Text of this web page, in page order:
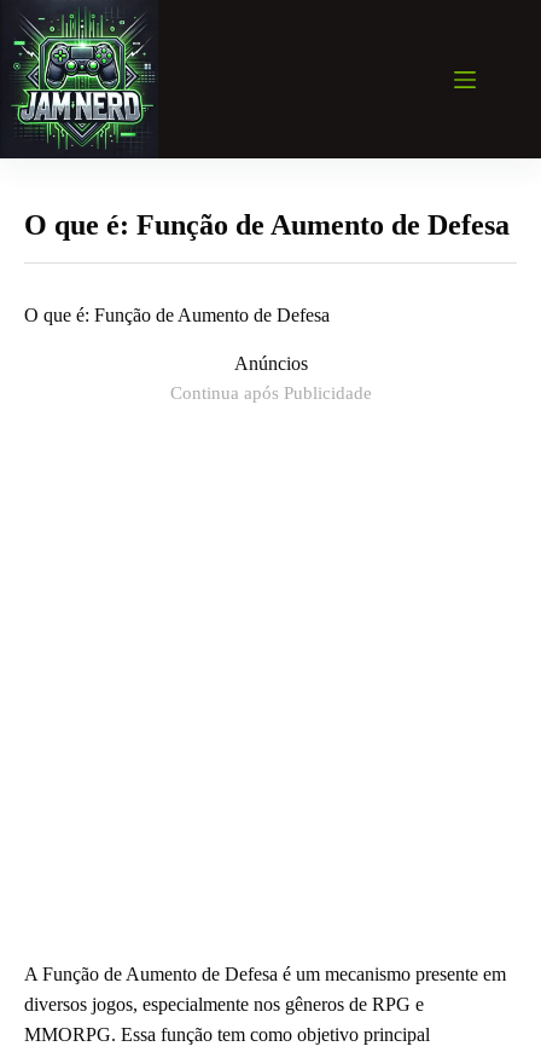
para
conteúdo
O que é: Função de Aumento de Defesa
O que é: Função de Aumento de Defesa
Anúncios
Continua após Publicidade
A Função de Aumento de Defesa é um mecanismo presente em
diversos jogos, especialmente nos gêneros de RPG e
MMORPG. Essa função tem como objetivo principal